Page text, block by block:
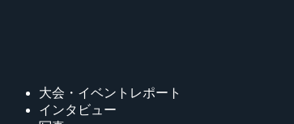
大会・イベントレポート
インタビュー